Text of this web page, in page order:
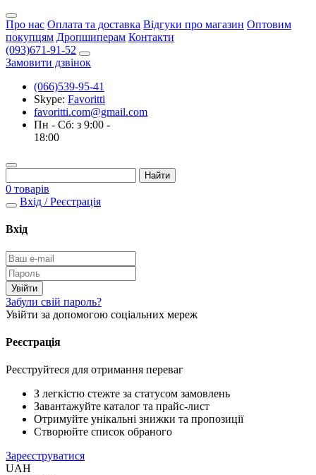
Про нас Оплата та доставка Відгуки про магазин Оптовим
покупцям Дропшиперам Контакти
(093)671-91-52
Замовити дзвінок
(066)539-95-41
Skype: Favoritti
favoritti.com@gmail.com
Пн - Сб: з 9:00 -
18:00
0 товарів
Вхід / Реєстрація
Вхід
Забули свій пароль?
Увійти за допомогою соціальних мереж
Реєстрація
Реєструйтеся для отримання переваг
З легкістю стежте за статусом замовлень
Завантажуйте каталог та прайс-лист
Отримуйте унікальні знижки та пропозиції
Створюйте список обраного
Зареєструватися
UAH